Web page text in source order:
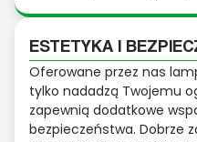
ESTETYKA I
Oferowane przez nas
tylko nadadzą Twojemu
zapewnią dodatkowe
bezpieczeństwa. Dobrze